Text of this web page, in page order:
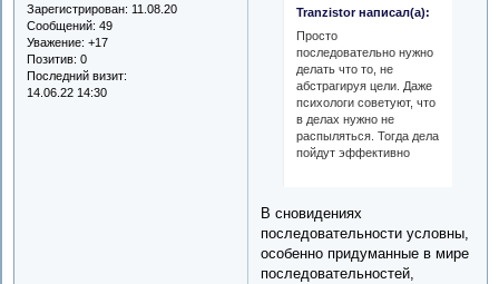
Зарегистрирован: 11.08.20
Сообщений: 49
Уважение: +17
Позитив: 0
Последний визит:
14.06.22 14:30
Tranzistor написал(а):
Просто
последовательно нужно
делать что то, не
абстрагируя цели. Даже
психологи советуют, что
в делах нужно не
распыляться. Тогда дела
пойдут эффективно
В сновидениях
последовательности условны,
особенно придуманные в мире
последовательностей,